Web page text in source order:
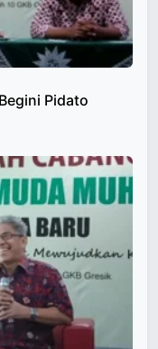
Pidato